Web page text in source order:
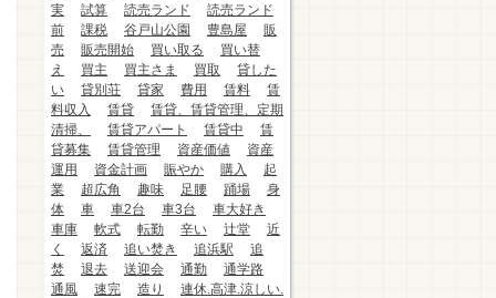
実
試算 読売ランド
読売ランド
前
課税 谷戸山公園 豊島屋
販
売
販売開始 買い取る
買い替
え
買主 買主さま 買取
貸した
い
貸別荘 貸家 費用 賃料
賃
料収入
賃貸
賃貸、賃貸管理、定期
清掃、
賃貸アパート 賃貸中
賃
貸募集
賃貸管理 資産価値
資産
運用
資金計画 賑やか 購入
起
業
超広角 趣味 足腰 踊場
身
体
車 車2台 車3台
車大好き
車庫
軟式 転勤 辛い 辻堂
近
く
返済 追い焚き 追浜駅
追
焚
退去 送迎会 通勤
通学路
通風
速完 造り
連休.高津.涼しい.